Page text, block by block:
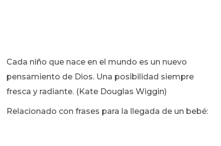
Cada niño que nace en el mundo es un nuevo
pensamiento de Dios. Una posibilidad siempre
fresca y radiante. (Kate Douglas Wiggin)
Relacionado con frases para la llegada de un bebé: